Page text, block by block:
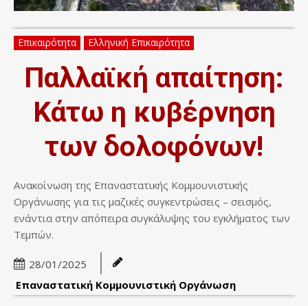
Επικαιρότητα Ελληνική Επικαιρότητα
Παλλαϊκή απαίτηση:
Κάτω η κυβέρνηση
των δολοφόνων!
Ανακοίνωση της Επαναστατικής Κομμουνιστικής
Οργάνωσης για τις μαζικές συγκεντρώσεις – σεισμός,
ενάντια στην απόπειρα συγκάλυψης του εγκλήματος των
Τεμπών.
28/01/2025
Επαναστατική Κομμουνιστική Οργάνωση